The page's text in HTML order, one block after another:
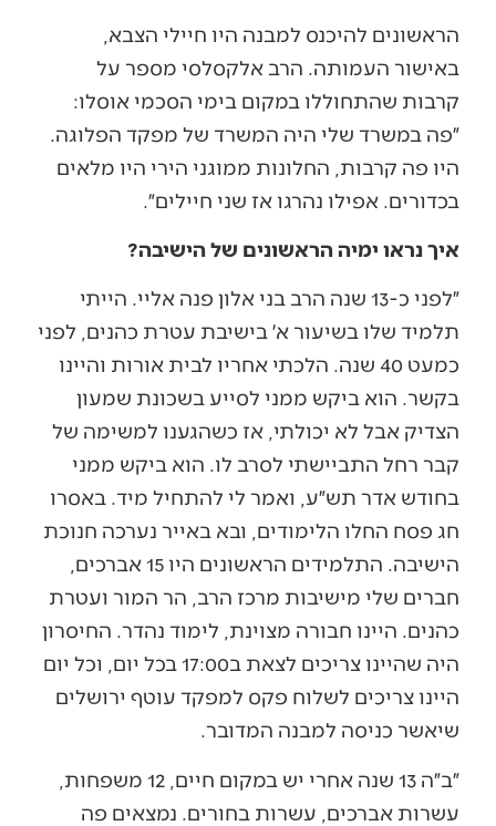
הראשונים להיכנס למבנה היו חיילי הצבא,
באישור העמותה. הרב אלקסלסי מספר על
קרבות שהתחוללו במקום בימי הסכמי אוסלו:
״פה במשרד שלי היה המשרד של מפקד הפלוגה.
היו פה קרבות, החלונות ממוגני הירי היו מלאים
בכדורים. אפילו נהרגו אז שני חיילים״.
איך נראו ימיה הראשונים של הישיבה?
״לפני כ-13 שנה הרב בני אלון פנה אליי. הייתי
תלמיד שלו בשיעור א׳ בישיבת עטרת כהנים, לפני
כמעט 40 שנה. הלכתי אחריו לבית אורות והיינו
בקשר. הוא ביקש ממני לסייע בשכונת שמעון
הצדיק אבל לא יכולתי, אז כשהגענו למשימה של
קבר רחל התביישתי לסרב לו. הוא ביקש ממני
בחודש אדר תש״ע, ואמר לי להתחיל מיד. באסרו
חג פסח החלו הלימודים, ובא באייר נערכה חנוכת
הישיבה. התלמידים הראשונים היו 15 אברכים,
חברים שלי מישיבות מרכז הרב, הר המור ועטרת
כהנים. היינו חבורה מצוינת, לימוד נהדר. החיסרון
היה שהיינו צריכים לצאת ב17:00 בכל יום, וכל יום
היינו צריכים לשלוח פקס למפקד עוטף ירושלים
שיאשר כניסה למבנה המדובר.
״ב״ה 13 שנה אחרי יש במקום חיים, 12 משפחות,
עשרות אברכים, עשרות בחורים. נמצאים פה